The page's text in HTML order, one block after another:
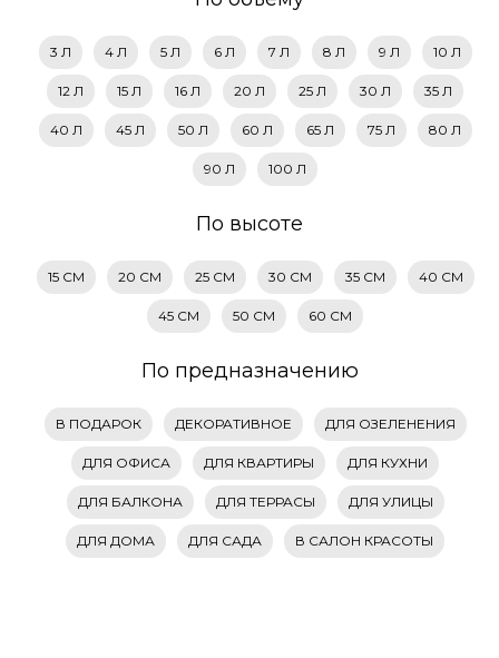
3 Л 4 Л 5 Л 6 Л 7 Л 8 Л 9 Л 10 Л
12 Л 15 Л 16 Л 20 Л 25 Л 30 Л 35 Л
40 Л 45 Л 50 Л 60 Л 65 Л 75 Л 80 Л
90 Л 100 Л
По высоте
15 СМ 20 СМ 25 СМ 30 СМ 35 СМ 40 СМ
45 СМ 50 СМ 60 СМ
По предназначению
В ПОДАРОК ДЕКОРАТИВНОЕ ДЛЯ ОЗЕЛЕНЕНИЯ
ДЛЯ ОФИСА ДЛЯ КВАРТИРЫ ДЛЯ КУХНИ
ДЛЯ БАЛКОНА ДЛЯ ТЕРРАСЫ ДЛЯ УЛИЦЫ
ДЛЯ ДОМА ДЛЯ САДА В САЛОН КРАСОТЫ